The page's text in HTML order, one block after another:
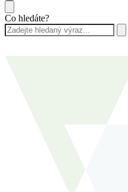
Co hledáte?